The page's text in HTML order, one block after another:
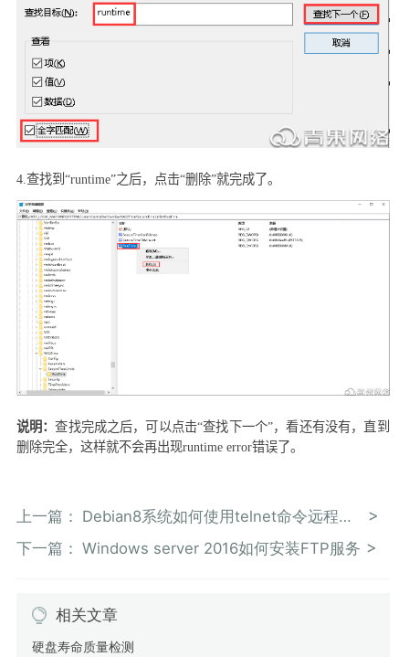
4. 查找到“runtime”之后，点击“删除”就完成了。
说明：查找完成之后，可以点击“查找下一个”，看还有没有，直到
删除完全，这样就不会再出现runtime error错误了。
上一篇： Debian8系统如何使用telnet命令远程机器
下一篇： Windows server 2016如何安装FTP服务
相关文章
硬盘寿命质量检测